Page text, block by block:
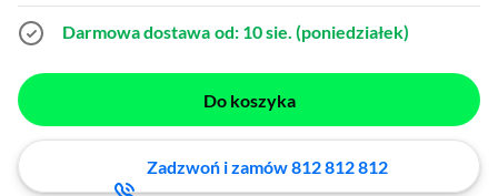
Darmowa dostawa od: 10 sie. (poniedziałek)
Do koszyka
Zadzwoń i zamów 812 812 812